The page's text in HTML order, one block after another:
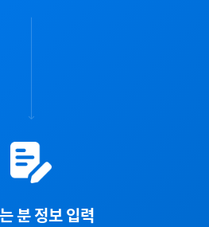
분 정보 입력